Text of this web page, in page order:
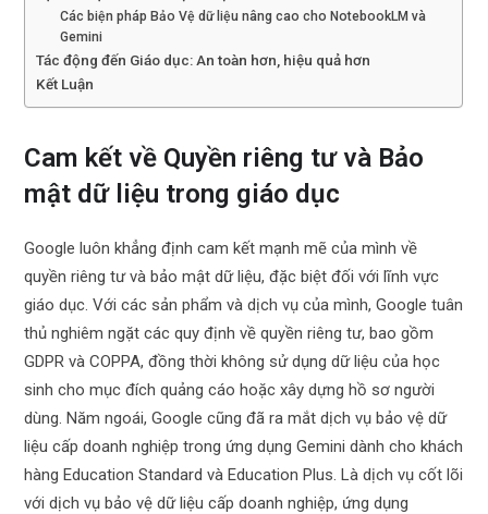
Các biện pháp Bảo Vệ dữ liệu nâng cao cho NotebookLM và
Gemini
Tác động đến Giáo dục: An toàn hơn, hiệu quả hơn
Kết Luận
Cam kết về Quyền riêng tư và Bảo
mật dữ liệu trong giáo dục
Google luôn khẳng định cam kết mạnh mẽ của mình về
quyền riêng tư và bảo mật dữ liệu, đặc biệt đối với lĩnh vực
giáo dục. Với các sản phẩm và dịch vụ của mình, Google tuân
thủ nghiêm ngặt các quy định về quyền riêng tư, bao gồm
GDPR và COPPA, đồng thời không sử dụng dữ liệu của học
sinh cho mục đích quảng cáo hoặc xây dựng hồ sơ người
dùng.Năm ngoái, Google cũng đã ra mắt dịch vụ bảo vệ dữ
liệu cấp doanh nghiệp trong ứng dụng Gemini dành cho khách
hàng Education Standard và Education Plus. Là dịch vụ cốt lõi
với dịch vụ bảo vệ dữ liệu cấp doanh nghiệp, ứng dụng